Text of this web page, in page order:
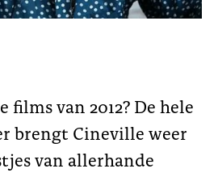
films van 2012? De hele
brengt Cineville weer
van allerhande